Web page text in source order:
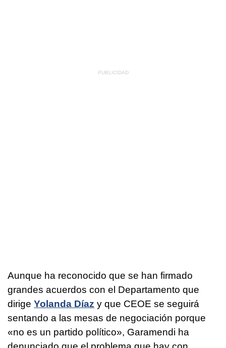
Aunque ha reconocido que se han firmado
grandes acuerdos con el Departamento que
dirige Yolanda Díaz y que CEOE se seguirá
sentando a las mesas de negociación porque
«no es un partido político», Garamendi ha